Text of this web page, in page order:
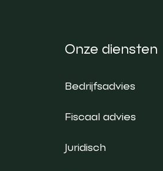
Onze diensten
Bedrijfsadvies
Fiscaal advies
Juridisch